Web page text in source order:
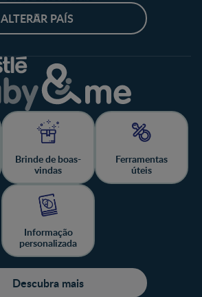
ALTERAR PAÍS
Brinde de boas-
vindas
Ferramentas
úteis
Informação
personalizada
Descubra mais